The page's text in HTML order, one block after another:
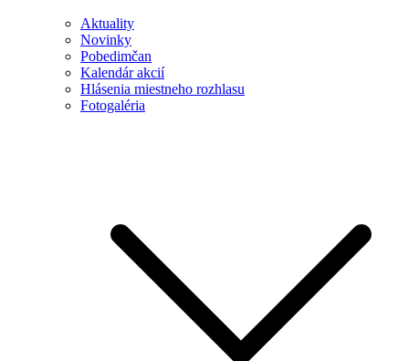
Aktuality
Novinky
Pobedimčan
Kalendár akcií
Hlásenia miestneho rozhlasu
Fotogaléria